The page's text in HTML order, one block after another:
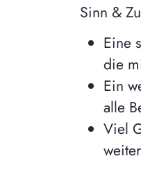
Sinn &
Eine
die
Ein
alle
Viel